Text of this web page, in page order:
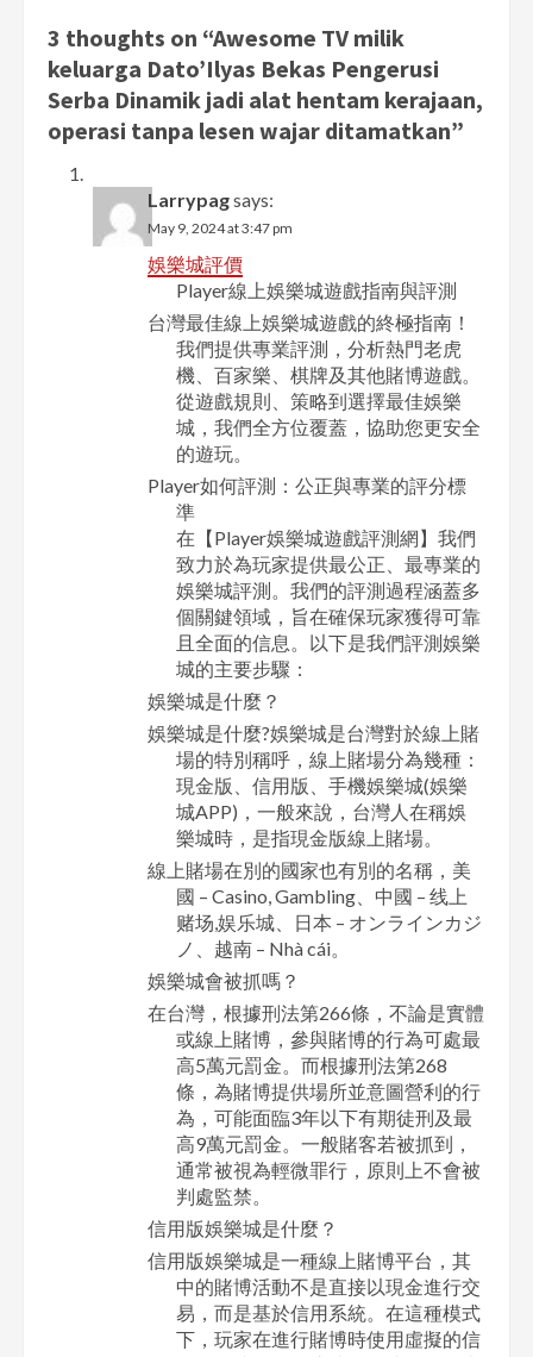
3 thoughts on “Awesome TV milik
keluarga Dato’Ilyas Bekas Pengerusi
Serba Dinamik jadi alat hentam kerajaan,
operasi tanpa lesen wajar ditamatkan”
Larrypagsays:
May 9, 2024 at 3:47 pm
娛樂城評價
Player線上娛樂城遊戲指南與評測
台灣最佳線上娛樂城遊戲的終極指南！
我們提供專業評測，分析熱門老虎
機、百家樂、棋牌及其他賭博遊戲。
從遊戲規則、策略到選擇最佳娛樂
城，我們全方位覆蓋，協助您更安全
的遊玩。
Player如何評測：公正與專業的評分標
準
在【Player娛樂城遊戲評測網】我們
致力於為玩家提供最公正、最專業的
娛樂城評測。我們的評測過程涵蓋多
個關鍵領域，旨在確保玩家獲得可靠
且全面的信息。以下是我們評測娛樂
城的主要步驟：
娛樂城是什麼？
娛樂城是什麼?娛樂城是台灣對於線上賭
場的特別稱呼，線上賭場分為幾種：
現金版、信用版、手機娛樂城(娛樂
城APP)，一般來說，台灣人在稱娛
樂城時，是指現金版線上賭場。
線上賭場在別的國家也有別的名稱，美
國 – Casino, Gambling、中國 – 线上
赌场,娱乐城、日本 – オンラインカジ
ノ、越南 – Nhà cái。
娛樂城會被抓嗎？
在台灣，根據刑法第266條，不論是實體
或線上賭博，參與賭博的行為可處最
高5萬元罰金。而根據刑法第268
條，為賭博提供場所並意圖營利的行
為，可能面臨3年以下有期徒刑及最
高9萬元罰金。一般賭客若被抓到，
通常被視為輕微罪行，原則上不會被
判處監禁。
信用版娛樂城是什麼？
信用版娛樂城是一種線上賭博平台，其
中的賭博活動不是直接以現金進行交
易，而是基於信用系統。在這種模式
下，玩家在進行賭博時使用虛擬的信